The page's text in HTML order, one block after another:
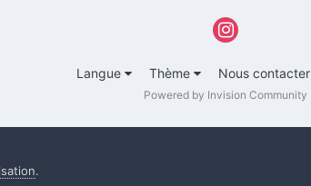
Langue Thème Nous contacter
Powered by Invision Community
.